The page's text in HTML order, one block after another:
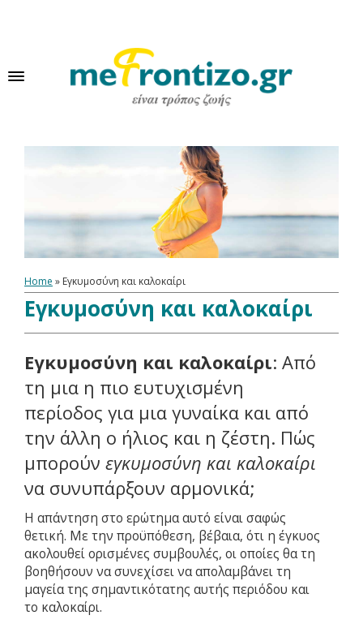
Home » Εγκυμοσύνη και καλοκαίρι
Εγκυμοσύνη και καλοκαίρι
Εγκυμοσύνη και καλοκαίρι: Από
τη μια η πιο ευτυχισμένη
περίοδος για μια γυναίκα και από
την άλλη ο ήλιος και η ζέστη. Πώς
μπορούν εγκυμοσύνη και καλοκαίρι
να συνυπάρξουν αρμονικά;
Η απάντηση στο ερώτημα αυτό είναι σαφώς
θετική. Με την προϋπόθεση, βέβαια, ότι η έγκυος
ακολουθεί ορισμένες συμβουλές, οι οποίες θα τη
βοηθήσουν να συνεχίσει να απολαμβάνει τη
μαγεία της σημαντικότατης αυτής περιόδου και
το καλοκαίρι.